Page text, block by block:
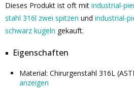
Dieses Produkt ist oft mit industrial-
stahl 316l zwei spitzen und industrial-
schwarz kugeln gekauft.
Eigenschaften
Material: Chirurgenstahl 316L
anzeigen